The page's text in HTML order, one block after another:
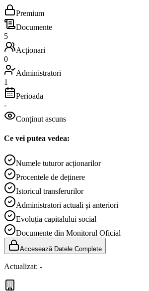
Premium
Documente
5
Acționari
0
Administratori
1
Perioada
-
Conținut ascuns
Ce vei putea vedea:
Numele tuturor acționarilor
Procentele de deținere
Istoricul transferurilor
Administratori actuali și anteriori
Evoluția capitalului social
Documente din Monitorul Oficial
Accesează Datele Complete
Actualizat: -